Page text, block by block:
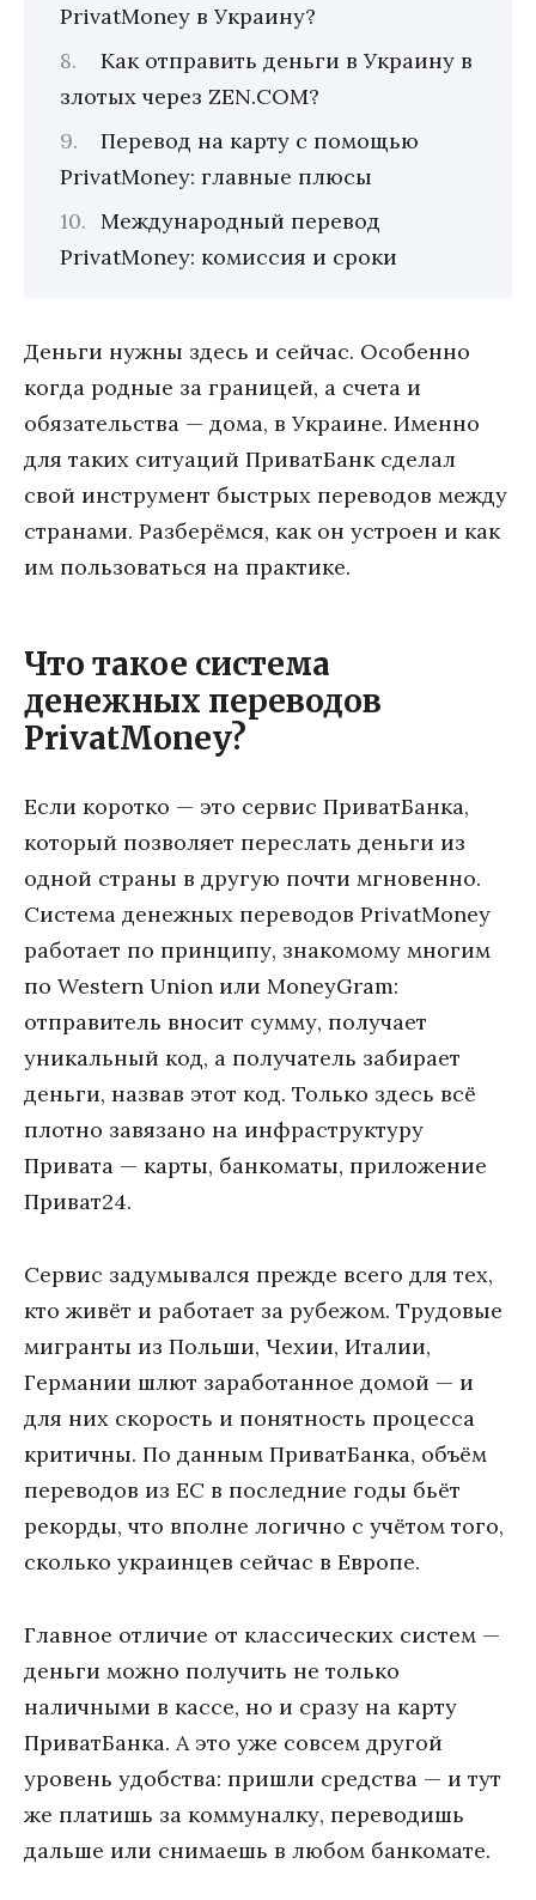
PrivatMoney в Украину?
Как отправить деньги в Украину в
злотых через ZEN.COM?
Перевод на карту с помощью
PrivatMoney: главные плюсы
Международный перевод
PrivatMoney: комиссия и сроки
Деньги нужны здесь и сейчас. Особенно
когда родные за границей, а счета и
обязательства — дома, в Украине. Именно
для таких ситуаций ПриватБанк сделал
свой инструмент быстрых переводов между
странами. Разберёмся, как он устроен и как
им пользоваться на практике.
Что такое система
денежных переводов
PrivatMoney?
Если коротко — это сервис ПриватБанка,
который позволяет переслать деньги из
одной страны в другую почти мгновенно.
Система денежных переводов PrivatMoney
работает по принципу, знакомому многим
по Western Union или MoneyGram:
отправитель вносит сумму, получает
уникальный код, а получатель забирает
деньги, назвав этот код. Только здесь всё
плотно завязано на инфраструктуру
Привата — карты, банкоматы, приложение
Приват24.
Сервис задумывался прежде всего для тех,
кто живёт и работает за рубежом. Трудовые
мигранты из Польши, Чехии, Италии,
Германии шлют заработанное домой — и
для них скорость и понятность процесса
критичны. По данным ПриватБанка, объём
переводов из ЕС в последние годы бьёт
рекорды, что вполне логично с учётом того,
сколько украинцев сейчас в Европе.
Главное отличие от классических систем —
деньги можно получить не только
наличными в кассе, но и сразу на карту
ПриватБанка. А это уже совсем другой
уровень удобства: пришли средства — и тут
же платишь за коммуналку, переводишь
дальше или снимаешь в любом банкомате.